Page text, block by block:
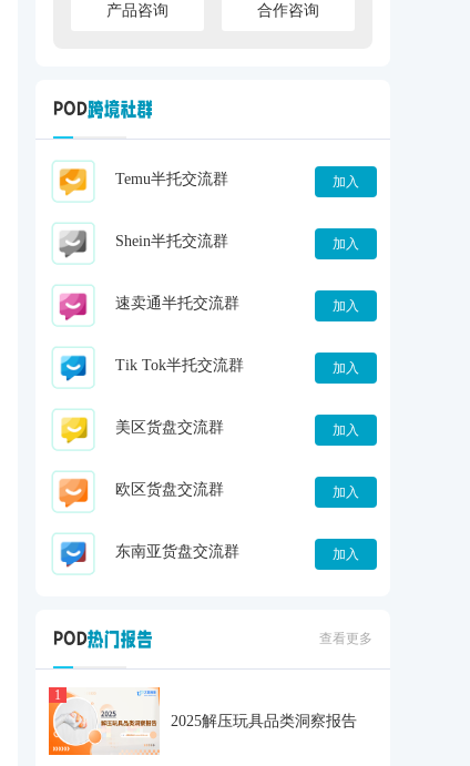
产品咨询 合作咨询
Temu半托交流群 加入
Shein半托交流群 加入
速卖通半托交流群 加入
Tik Tok半托交流群 加入
美区货盘交流群 加入
欧区货盘交流群 加入
东南亚货盘交流群 加入
查看更多
1
2025解压玩具品类洞察报告